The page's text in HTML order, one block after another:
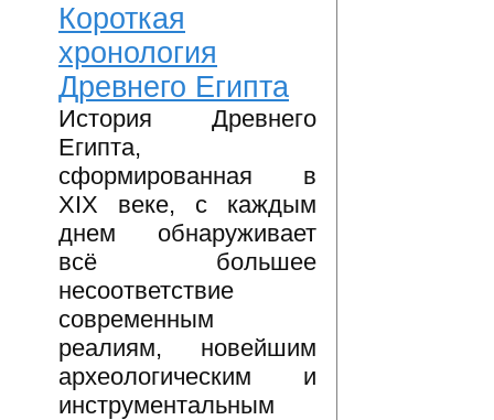
Короткая
хронология
Древнего Египта
История Древнего
Египта,
сформированная в
XIX веке, с каждым
днем обнаруживает
всё большее
несоответствие
современным
реалиям, новейшим
археологическим и
инструментальным